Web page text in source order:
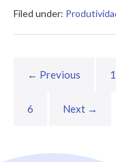
que
essa
como
Filed under:
← Previous 1
6 Next →